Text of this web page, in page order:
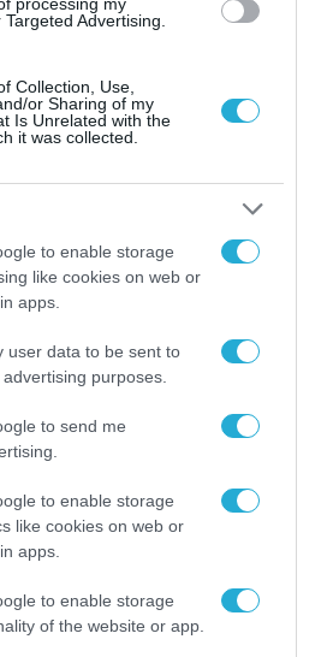
Advertising.
Collection, Use,
or Sharing of my
Is Unrelated with the
it was collected.
to enable storage
like cookies on web or
apps.
user data to be sent to
purposes.
to send me
to enable storage
like cookies on web or
apps.
to enable storage
of the website or app.